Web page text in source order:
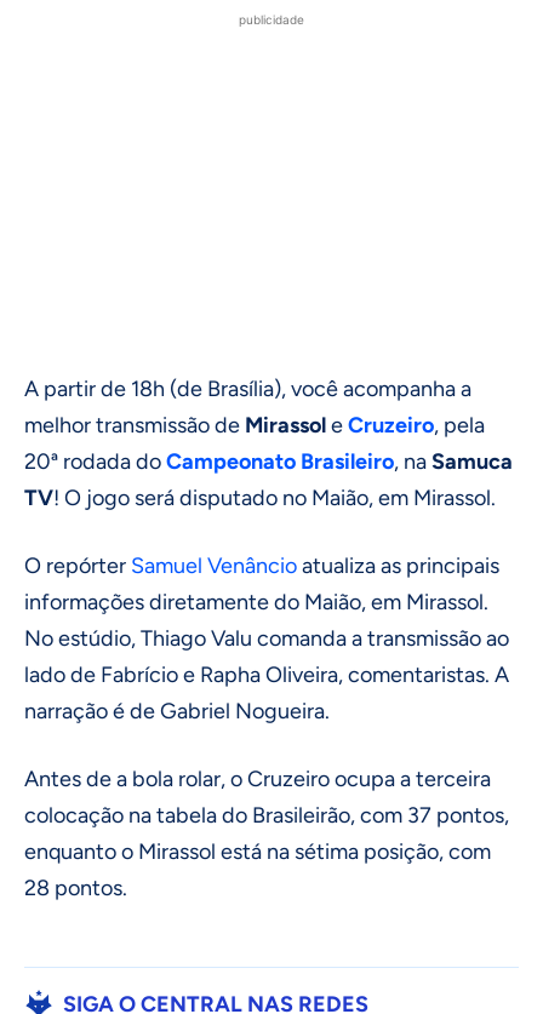
publicidade
A partir de 18h (de Brasília), você acompanha a
melhor transmissão de MirassoleCruzeiro, pela
20ª rodada doCampeonato Brasileiro, naSamuca
TV! O jogo será disputado no Maião, em Mirassol.
O repórter Samuel Venâncioatualiza as principais
informações diretamente do Maião, em Mirassol.
No estúdio, Thiago Valu comanda a transmissão ao
lado de Fabrício e Rapha Oliveira, comentaristas. A
narração é de Gabriel Nogueira.
Antes de a bola rolar, o Cruzeiro ocupa a terceira
colocação na tabela do Brasileirão, com 37 pontos,
enquanto o Mirassol está na sétima posição, com
28 pontos.
SIGA O CENTRAL NAS REDES